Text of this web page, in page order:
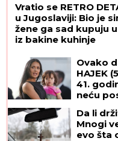
Vratio se RETRO
u Jugoslaviji: Bio je
žene ga sad kupuju
iz bakine kuhinje
Ovako
HAJEK
41.
neću
Da li
Mnogi
evo šta